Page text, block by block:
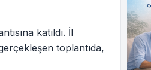
katıldı. İl
toplantıda,